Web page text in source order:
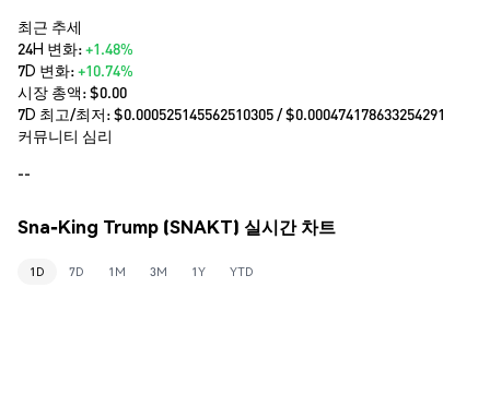
최근 추세
24H 변화:+1.48%
7D 변화:+10.74%
시장 총액:$0.00
7D 최고/최저: $0.000525145562510305/ $0.000474178633254291
커뮤니티 심리
--
Sna-King Trump (SNAKT) 실시간 차트
1D 7D 1M 3M 1Y YTD